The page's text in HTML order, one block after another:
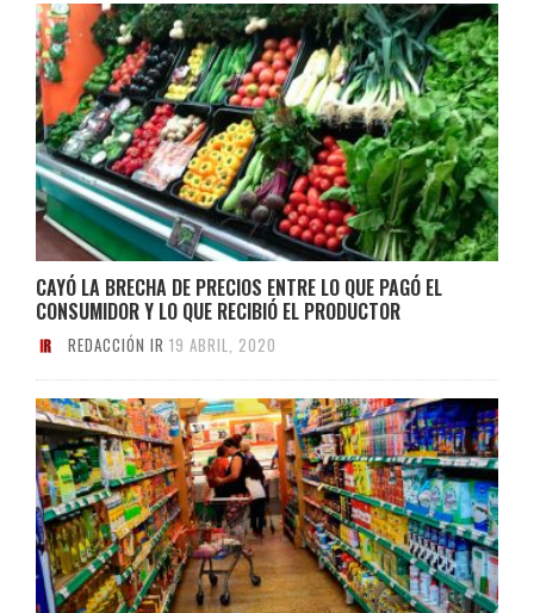
CAYÓ LA BRECHA DE PRECIOS ENTRE LO QUE PAGÓ EL
CONSUMIDOR Y LO QUE RECIBIÓ EL PRODUCTOR
REDACCIÓN IR 19 ABRIL, 2020